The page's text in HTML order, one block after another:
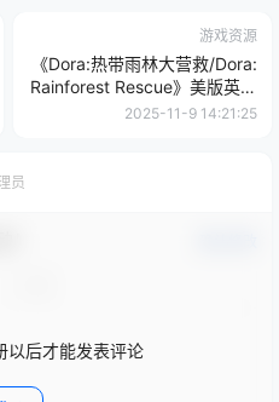
游戏资源
《Dora:热带雨林大营救/Dora:
Rainforest Rescue》美版英文
+1.0.1补丁
2025-11-9 14:21:25
员
以后才能发表评论